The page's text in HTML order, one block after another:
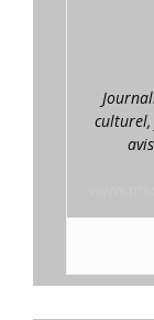
culturel,